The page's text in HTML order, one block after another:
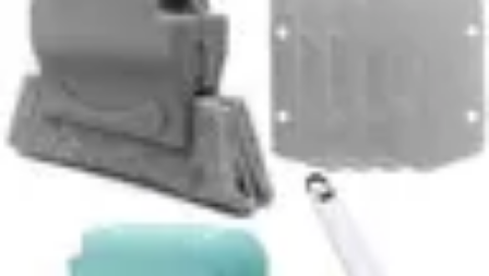
Conseils de préparation
Choix
du Vitrage
Préparation et conseils
Remplacement Vitre